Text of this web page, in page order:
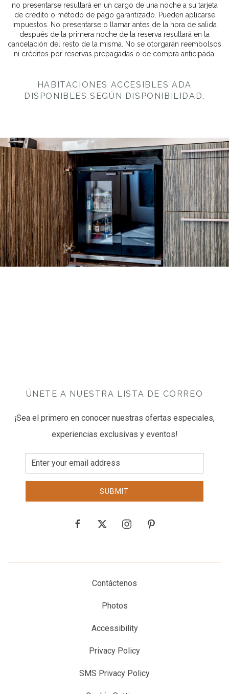
no presentarse resultará en un cargo de una noche a su tarjeta
de crédito o método de pago garantizado. Pueden aplicarse
impuestos. No presentarse o llamar antes de la hora de salida
después de la primera noche de la reserva resultará en la
cancelación del resto de la misma. No se otorgarán reembolsos
ni créditos por reservas prepagadas o de compra anticipada.
HABITACIONES ACCESIBLES ADA
DISPONIBLES SEGÚN DISPONIBILIDAD.
ÚNETE A NUESTRA LISTA DE CORREO
¡Sea el primero en conocer nuestras ofertas especiales,
experiencias exclusivas y eventos!
Email
Address
SUBMIT
facebooktwitter instagrampinterest
Contáctenos
Photos
Accessibility
Privacy Policy
SMS Privacy Policy